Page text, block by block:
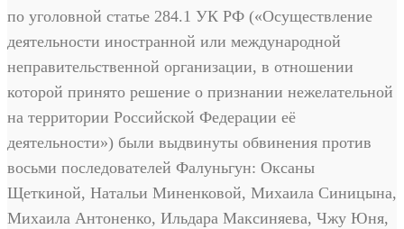
по уголовной статье 284.1 УК РФ («Осуществление
деятельности иностранной или международной
неправительственной организации, в отношении
которой принято решение о признании нежелательной
на территории Российской Федерации её
деятельности») были выдвинуты обвинения против
восьми последователей Фалуньгун: Оксаны
Щеткиной, Натальи Миненковой, Михаила Синицына,
Михаила Антоненко, Ильдара Максиняева, Чжу Юня,